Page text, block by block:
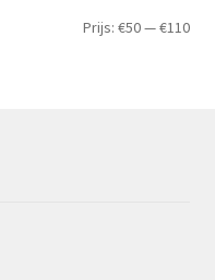
Min.
Prijs:€50—€110